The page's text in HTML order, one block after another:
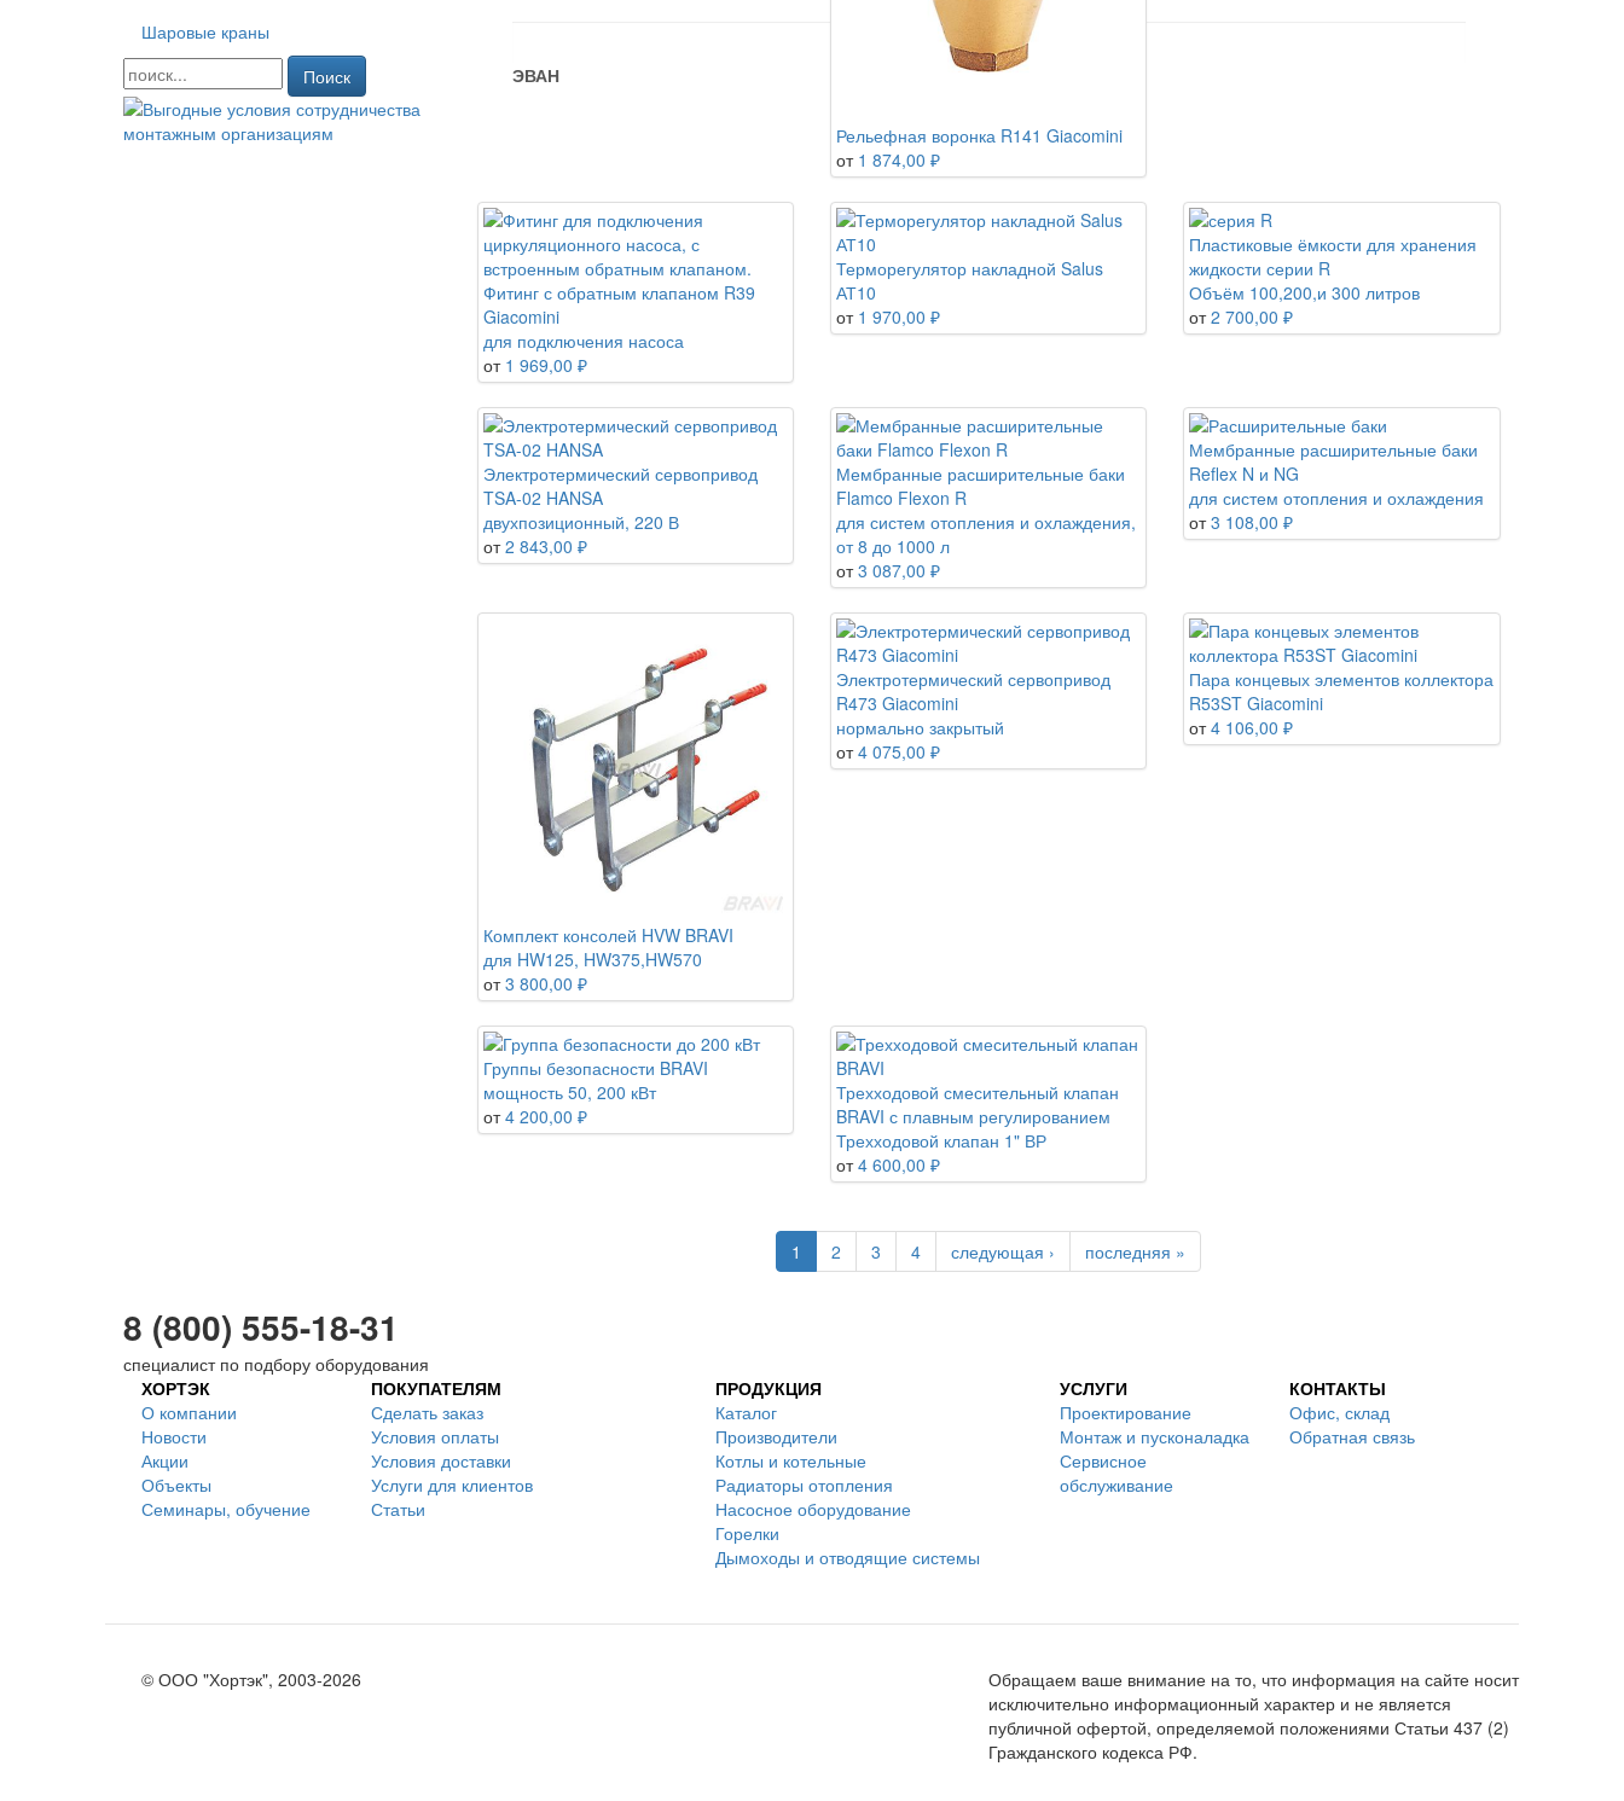
Шаровые краны
Поиск
ЭВАН
Рельефная воронка R141 Giacomini
от 1 874,00 ₽
Фитинг с обратным клапаном R39
Giacomini
для подключения насоса
от 1 969,00 ₽
Терморегулятор накладной Salus
АТ10
от 1 970,00 ₽
Пластиковые ёмкости для хранения
жидкости серии R
Объём 100,200,и 300 литров
от 2 700,00 ₽
Электротермический сервопривод
TSA-02 HANSA
двухпозиционный, 220 В
от 2 843,00 ₽
Мембранные расширительные баки
Flamco Flexon R
для систем отопления и охлаждения,
от 8 до 1000 л
от 3 087,00 ₽
Мембранные расширительные баки
Reflex N и NG
для систем отопления и охлаждения
от 3 108,00 ₽
Комплект консолей HVW BRAVI
для HW125, HW375,HW570
от 3 800,00 ₽
Электротермический сервопривод
R473 Giacomini
нормально закрытый
от 4 075,00 ₽
Пара концевых элементов коллектора
R53ST Giacomini
от 4 106,00 ₽
Группы безопасности BRAVI
мощность 50, 200 кВт
от 4 200,00 ₽
Трехходовой смесительный клапан
BRAVI с плавным регулированием
Трехходовой клапан 1" ВР
от 4 600,00 ₽
1 2 3 4 следующая › последняя »
8 (800) 555-18-31
специалист по подбору оборудования
ХОРТЭК
О компании
Новости
Акции
Объекты
Семинары, обучение
ПОКУПАТЕЛЯМ
Сделать заказ
Условия оплаты
Условия доставки
Услуги для клиентов
Статьи
ПРОДУКЦИЯ
Каталог
Производители
Котлы и котельные
Радиаторы отопления
Насосное оборудование
Горелки
Дымоходы и отводящие системы
УСЛУГИ
Проектирование
Монтаж и пусконаладка
Сервисное
обслуживание
КОНТАКТЫ
Офис, склад
Обратная связь
© ООО "Хортэк", 2003-2026
Обращаем ваше внимание на то, что информация на сайте носит
исключительно информационный характер и не является
публичной офертой, определяемой положениями Статьи 437 (2)
Гражданского кодекса РФ.